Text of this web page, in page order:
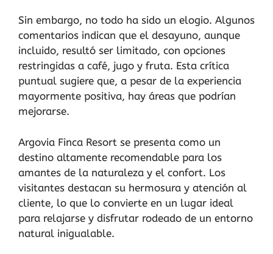
Sin embargo, no todo ha sido un elogio. Algunos
comentarios indican que el desayuno, aunque
incluido, resultó ser limitado, con opciones
restringidas a café, jugo y fruta. Esta crítica
puntual sugiere que, a pesar de la experiencia
mayormente positiva, hay áreas que podrían
mejorarse.
Argovia Finca Resort se presenta como un
destino altamente recomendable para los
amantes de la naturaleza y el confort. Los
visitantes destacan su hermosura y atención al
cliente, lo que lo convierte en un lugar ideal
para relajarse y disfrutar rodeado de un entorno
natural inigualable.